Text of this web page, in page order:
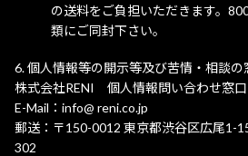
の送料をご負担いただきます。
類にご同封下さい。
個人情報等の開示等及び苦情・相談の
株式会社RENI 個人情報問い合わせ窓口
E-Mail
info@ reni.co.jp
郵送
〒150-0012 東京都渋谷区広尾
302